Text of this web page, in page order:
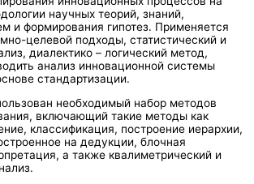
научных теорий, знаний,
и формирования гипотез. Применяется
целевой подходы, статистический и
диалектико – логический метод,
анализ инновационной системы
стандартизации.
необходимый набор методов
включающий такие методы как
классификация, построение иерархии,
на дедукции, блочная
а также квалиметрический и